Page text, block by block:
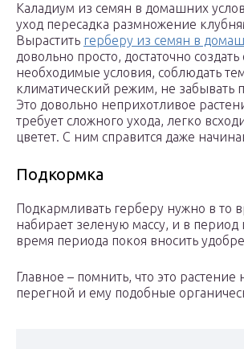
Каладиум из семян в домашних
уход пересадка размножение
Вырастить герберу из семян в
довольно просто, достаточно создать
необходимые условия, соблюдать
климатический режим, не забывать
Это довольно неприхотливое
требует сложного ухода, легко
цветет. С ним справится даже
Подкормка
Подкармливать герберу нужно в то
набирает зеленую массу, и в период
время периода покоя вносить
Главное – помнить, что это растение
перегной и ему подобные